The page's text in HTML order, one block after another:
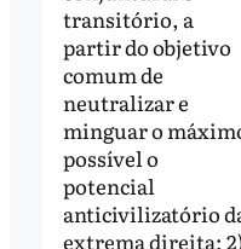
transitório, a
partir do objetivo
comum de
neutralizar e
minguar o
possível o
potencial
anticivilizatório
extrema direita;